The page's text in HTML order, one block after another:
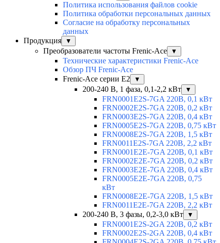
Политика использования файлов cookie
Политика обработки персональных данных
Согласие на обработку персональных
данных
Продукция
▼
Преобразователи частоты Frenic-Ace ▼
Технические характеристики Frenic-Ace
Обзор ПЧ Frenic-Ace
Frenic-Ace серии E2
▼
200-240 В, 1 фаза, 0,1-2,2 кВт ▼
FRN0001E2S-7GA 220В, 0,1 кВт
FRN0002E2S-7GA 220В, 0,2 кВт
FRN0003E2S-7GA 220В, 0,4 кВт
FRN0005E2S-7GA 220В, 0,75 кВт
FRN0008E2S-7GA 220В, 1,5 кВт
FRN0011E2S-7GA 220В, 2,2 кВт
FRN0001E2E-7GA 220В, 0,1 кВт
FRN0002E2E-7GA 220В, 0,2 кВт
FRN0003E2E-7GA 220В, 0,4 кВт
FRN0005E2E-7GA 220В, 0,75
кВт
FRN0008E2E-7GA 220В, 1,5 кВт
FRN0011E2E-7GA 220В, 2,2 кВт
200-240 В, 3 фазы, 0,2-3,0 кВт
▼
FRN0001E2S-2GA 220В, 0,2 кВт
FRN0002E2S-2GA 220В, 0,4 кВт